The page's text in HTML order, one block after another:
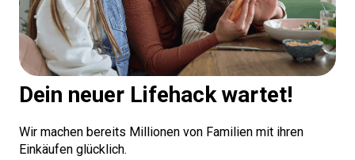
Dein neuer Lifehack wartet!
Wir machen bereits Millionen von Familien mit ihren
Einkäufen glücklich.